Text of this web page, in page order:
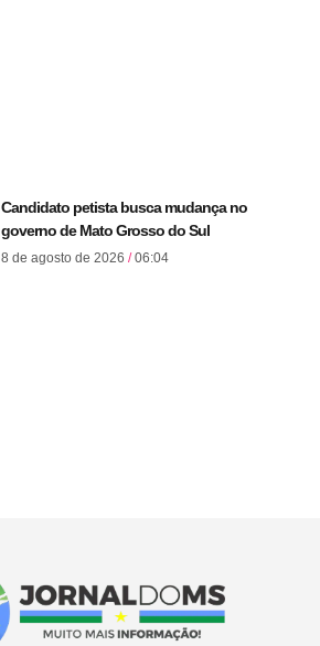
Candidato petista busca mudança no
governo de Mato Grosso do Sul
8 de agosto de 2026 06:04